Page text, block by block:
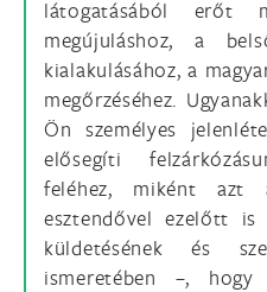
látogatásából erőt
megújuláshoz, a
kialakulásához, a
megőrzéséhez.
Ön személyes
elősegíti
feléhez, miként azt
esztendővel ezelőtt
küldetésének és
ismeretében –,